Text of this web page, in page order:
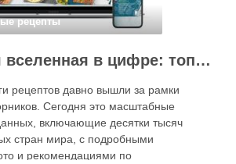
рецепты
Кулинарная вселенная в цифре: топ-3 самых больших электронных книг рецептов
рецептов давно вышли за рамки
Сегодня это масштабные
включающие десятки тысяч
стран мира, с подробными
и рекомендациями по